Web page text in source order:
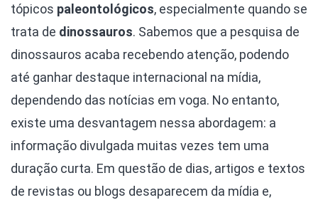
tópicos paleontológicos, especialmente quando se
trata de dinossauros. Sabemos que a pesquisa de
dinossauros acaba recebendo atenção, podendo
até ganhar destaque internacional na mídia,
dependendo das notícias em voga. No entanto,
existe uma desvantagem nessa abordagem: a
informação divulgada muitas vezes tem uma
duração curta. Em questão de dias, artigos e textos
de revistas ou blogs desaparecem da mídia e,